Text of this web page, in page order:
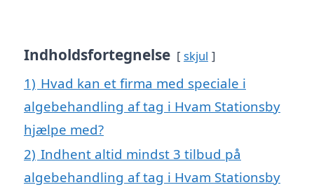
Indholdsfortegnelse skjul
1) Hvad kan et firma med speciale i
algebehandling af tag i Hvam Stationsby
hjælpe med?
2) Indhent altid mindst 3 tilbud på
algebehandling af tag i Hvam Stationsby